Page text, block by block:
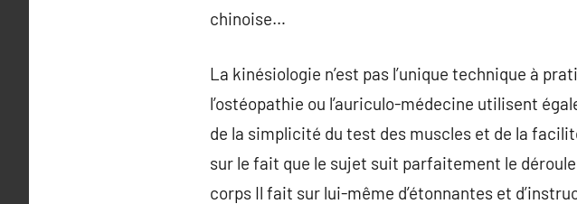
chinoise…
La kinésiologie n’est pas l’unique technique à
l’ostéopathie ou l’auriculo-médecine utilisent
de la simplicité du test des muscles et de la
sur le fait que le sujet suit parfaitement le
corps Il fait sur lui-même d’étonnantes et